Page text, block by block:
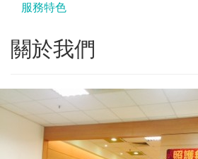
服務特色
關於我們